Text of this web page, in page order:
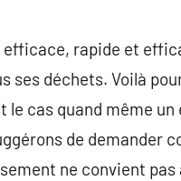
rapide et
ses déchets. Voilà
cas quand même
de demander
ne convient